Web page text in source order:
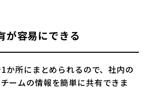
が容易にできる
か所にまとめられるので、社内の
ームの情報を簡単に共有できま